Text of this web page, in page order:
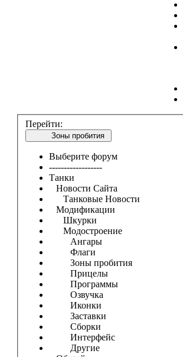
Перейти:
Зоны пробития
Выберите форум
------------------
Танки
Новости Сайта
Танковые Новости
Модификации
Шкурки
Модостроение
Ангары
Флаги
Зоны пробития
Прицелы
Программы
Озвучка
Иконки
Заставки
Сборки
Интерфейс
Другие